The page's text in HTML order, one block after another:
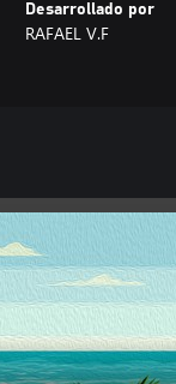
Desarrollado por
RAFAEL V.F